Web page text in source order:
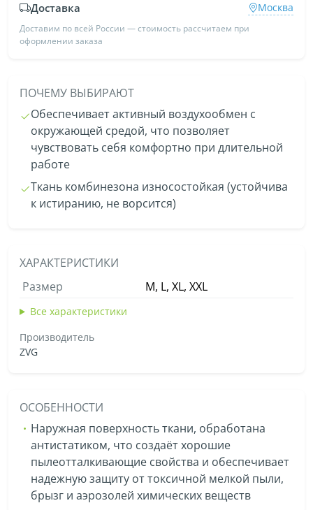
Доставка Москва
Доставим по всей России — стоимость рассчитаем при
оформлении заказа
ПОЧЕМУ ВЫБИРАЮТ
Обеспечивает активный воздухообмен с
окружающей средой, что позволяет
чувствовать себя комфортно при длительной
работе
Ткань комбинезона износостойкая (устойчива
к истиранию, не ворсится)
ХАРАКТЕРИСТИКИ
Размер
М, L, XL, XXL
Все характеристики
Производитель
ZVG
ОСОБЕННОСТИ
Наружная поверхность ткани, обработана
антистатиком, что создаёт хорошие
пылеотталкивающие свойства и обеспечивает
надежную защиту от токсичной мелкой пыли,
брызг и аэрозолей химических веществ